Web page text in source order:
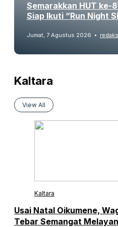
Semarakkan HUT ke-
Siap Ikuti “Run Night
Jumat, 7 Agustus 2026
Kaltara
View All
Kaltara
Usai Natal Oikumene,
Tebar Semangat